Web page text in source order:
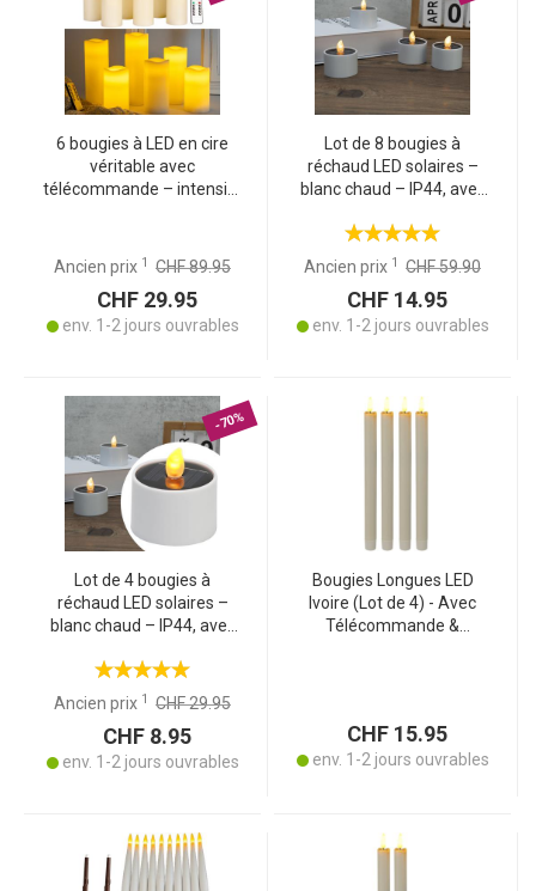
6 bougies à LED en cire
véritable avec
télécommande – intensité
tailles, à piles, superbe
éclairage d’ambiance
Ancien prix 1 CHF 89.95
CHF 29.95
env. 1-2 jours ouvrables
Lot de 8 bougies à
réchaud LED solaires –
blanc chaud – IP44, avec
sans fil, basse
consommation – pour
jardin, balcon, décoration
Ancien prix 1 CHF 59.90
CHF 14.95
env. 1-2 jours ouvrables
-70%
Lot de 4 bougies à
réchaud LED solaires –
blanc chaud – IP44, avec
sans fil, basse
consommation – pour
jardin, balcon, décoration
Ancien prix 1 CHF 29.95
CHF 8.95
env. 1-2 jours ouvrables
Bougies Longues LED
Ivoire (Lot de 4) - Avec
Télécommande &
CHF 15.95
env. 1-2 jours ouvrables